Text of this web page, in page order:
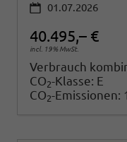
01.07.2026
40.495,– €
incl. 19% MwSt.
Verbrauch
CO2-Klasse: E
CO2-Emissionen: